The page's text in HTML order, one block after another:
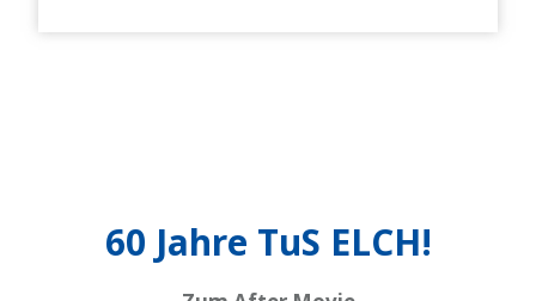
60 Jahre TuS ELCH!